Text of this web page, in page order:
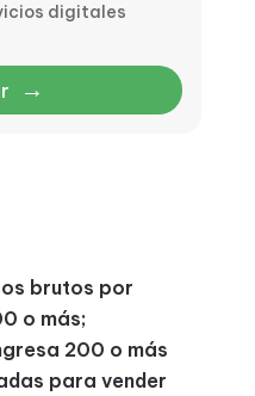
digitales
→
brutos por
o más;
200 o más
para vender